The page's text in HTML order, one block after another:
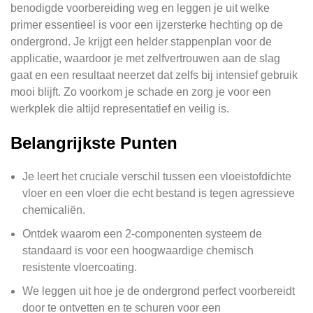
benodigde voorbereiding weg en leggen je uit welke
primer essentieel is voor een ijzersterke hechting op de
ondergrond. Je krijgt een helder stappenplan voor de
applicatie, waardoor je met zelfvertrouwen aan de slag
gaat en een resultaat neerzet dat zelfs bij intensief gebruik
mooi blijft. Zo voorkom je schade en zorg je voor een
werkplek die altijd representatief en veilig is.
Belangrijkste Punten
Je leert het cruciale verschil tussen een vloeistofdichte
vloer en een vloer die echt bestand is tegen agressieve
chemicaliën.
Ontdek waarom een 2-componenten systeem de
standaard is voor een hoogwaardige chemisch
resistente vloercoating.
We leggen uit hoe je de ondergrond perfect voorbereidt
door te ontvetten en te schuren voor een